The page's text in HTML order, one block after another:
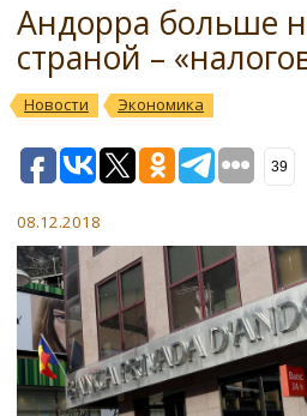
Андорра больше
страной –
Новости Экономика
39
08.12.2018